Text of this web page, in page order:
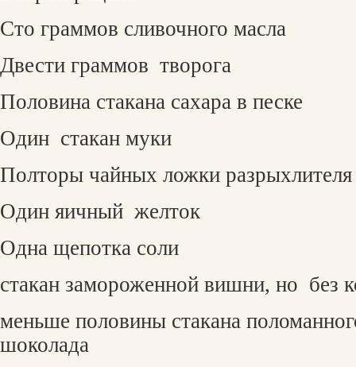
Сто граммов сливочного масла
Двести граммов творога
Половина стакана сахара в песке
Один стакан муки
Полторы чайных ложки разрыхлителя
Один яичный желток
Одна щепотка соли
стакан замороженной вишни, но без
меньше половины стакана
шоколада